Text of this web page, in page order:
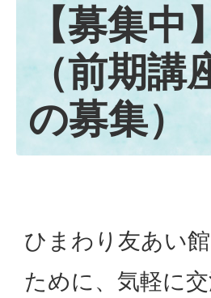
【募集
（前期講
の募集）
ひまわり友あい
ために、気軽に